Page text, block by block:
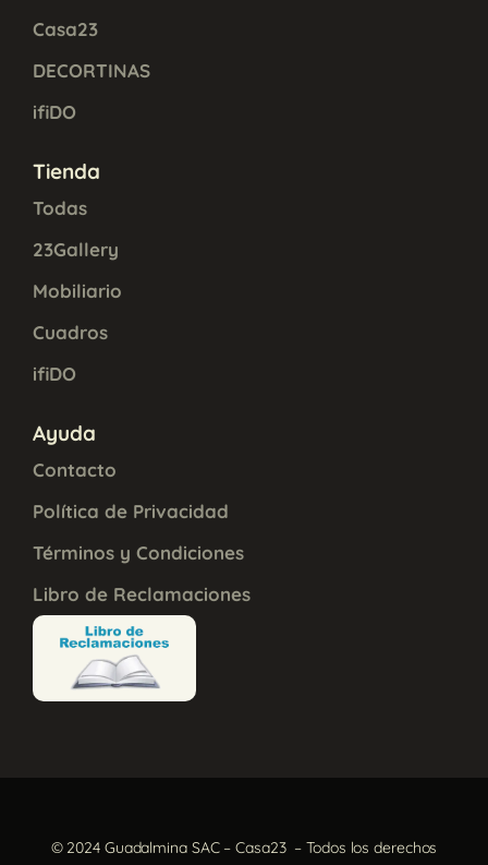
Casa23
DECORTINAS
ifiDO
Tienda
Todas
23Gallery
Mobiliario
Cuadros
ifiDO
Ayuda
Contacto
Política de Privacidad
Términos y Condiciones
Libro de Reclamaciones
© 2024 Guadalmina SAC – Casa23 – Todos los derechos